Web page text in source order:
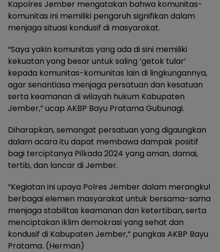
Kapolres Jember mengatakan bahwa komunitas-
komunitas ini memiliki pengaruh signifikan dalam
menjaga situasi kondusif di masyarakat.
“Saya yakin komunitas yang ada di sini memiliki
kekuatan yang besar untuk saling ‘getok tular’
kepada komunitas-komunitas lain di lingkungannya,
agar senantiasa menjaga persatuan dan kesatuan
serta keamanan di wilayah hukum Kabupaten
Jember,” ucap AKBP Bayu Pratama Gubunagi.
Diharapkan, semangat persatuan yang digaungkan
dalam acara itu dapat membawa dampak positif
bagi terciptanya Pilkada 2024 yang aman, damai,
tertib, dan lancar di Jember.
“Kegiatan ini upaya Polres Jember dalam merangkul
berbagai elemen masyarakat untuk bersama-sama
menjaga stabilitas keamanan dan ketertiban, serta
menciptakan iklim demokrasi yang sehat dan
kondusif di Kabupaten Jember,” pungkas AKBP Bayu
Pratama. (Herman)